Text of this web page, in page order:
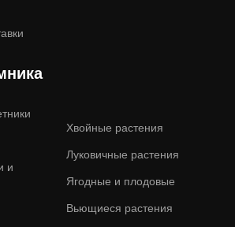
и
Хвойные растения
Луковичные растения
Ягодные и плодовые
Вьющиеся растения